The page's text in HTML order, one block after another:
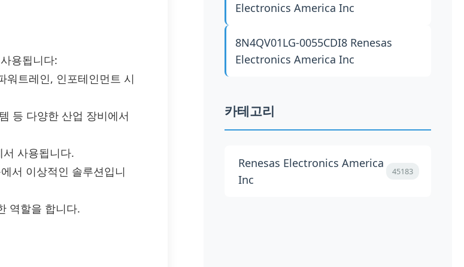
용됩니다:
워트레인, 인포테인먼트 시
등 다양한 산업 장비에서
사용됩니다.
서 이상적인 솔루션입니
역할을 합니다.
Electronics America Inc
8N4QV01LG-0055CDI8 Renesas
Electronics America Inc
카테고리
Renesas Electronics America
Inc
45183